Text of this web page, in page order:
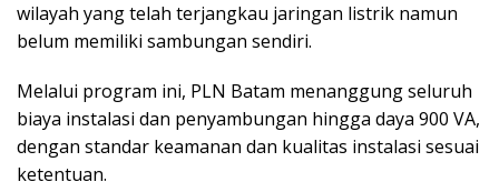
wilayah yang telah terjangkau jaringan listrik namun
belum memiliki sambungan sendiri.
Melalui program ini, PLN Batam menanggung seluruh
biaya instalasi dan penyambungan hingga daya 900 VA,
dengan standar keamanan dan kualitas instalasi sesuai
ketentuan.